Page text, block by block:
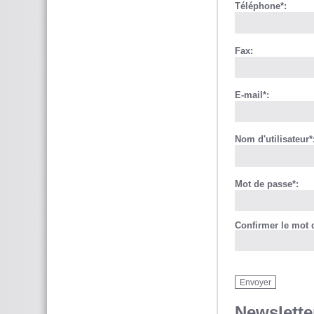
Téléphone*:
Fax:
E-mail*:
Nom d'utilisateur*:
Mot de passe*:
Confirmer le mot